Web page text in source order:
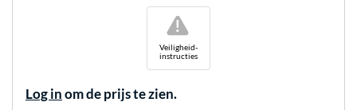
Veiligheid-
instructies
!
Log in om de prijs te zien.